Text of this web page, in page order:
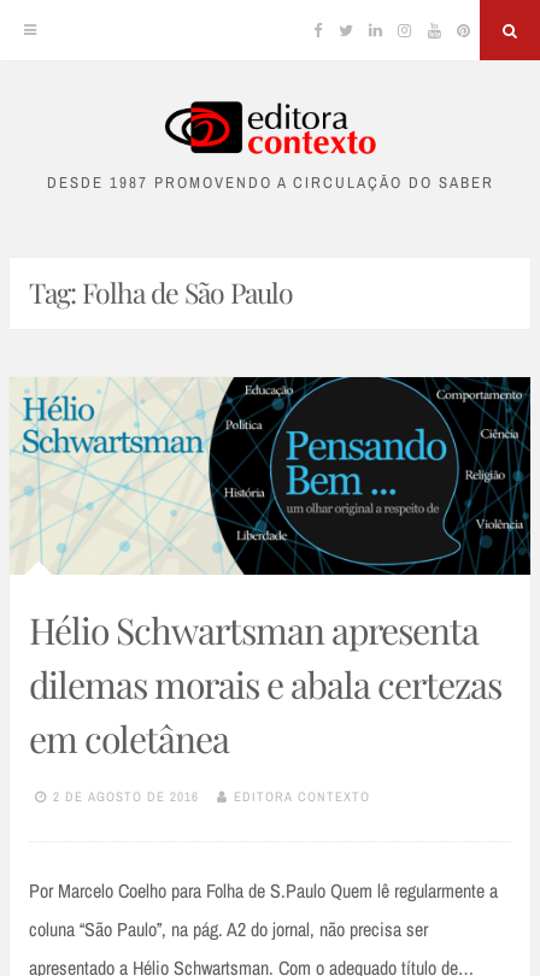
content
Facebook
TwitterLinkedinInstagram
YouTubePinterest
DESDE 1987 PROMOVENDO A CIRCULAÇÃO DO SABER
Tag:Folha de São Paulo
Hélio Schwartsman apresenta
dilemas morais e abala certezas
em coletânea
2 DE AGOSTO DE 2016 EDITORA CONTEXTO
Por Marcelo Coelho para Folha de S.Paulo Quem lê regularmente a
coluna “São Paulo”, na pág. A2 do jornal, não precisa ser
apresentado a Hélio Schwartsman. Com o adequado título de…